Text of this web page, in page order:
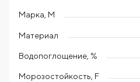
Марка, М
Материал
Водопоглощение, %
Морозостойкость, F